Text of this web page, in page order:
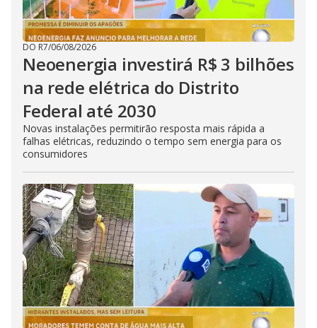
DO R7/06/08/2026
Neoenergia investirá R$ 3 bilhões
na rede elétrica do Distrito
Federal até 2030
Novas instalações permitirão resposta mais rápida a
falhas elétricas, reduzindo o tempo sem energia para os
consumidores